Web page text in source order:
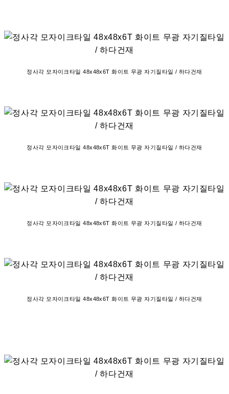
정사각 모자이크타일 48x48x6T 화이트 무광 자기질타일 / 하다건재
정사각 모자이크타일 48x48x6T 화이트 무광 자기질타일 / 하다건재
정사각 모자이크타일 48x48x6T 화이트 무광 자기질타일 / 하다건재
정사각 모자이크타일 48x48x6T 화이트 무광 자기질타일 / 하다건재